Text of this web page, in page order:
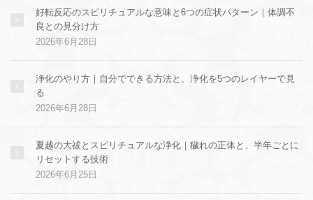
好転反応のスピリチュアルな意味と6つの症状パターン｜体調不
良との見分け方
2026年6月28日
浄化のやり方｜自分でできる方法と、浄化を5つのレイヤーで見
る
2026年6月28日
夏越の大祓とスピリチュアルな浄化｜穢れの正体と、半年ごとに
リセットする技術
2026年6月25日